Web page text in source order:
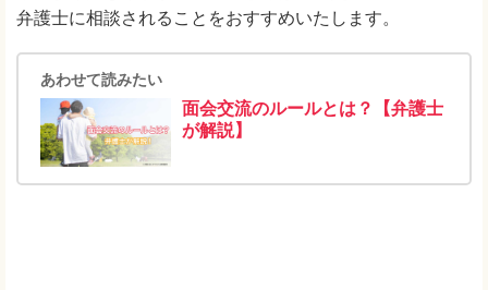
弁護士に相談されることをおすすめいたします。
あわせて読みたい
面会交流のルールとは？【弁護士
が解説】